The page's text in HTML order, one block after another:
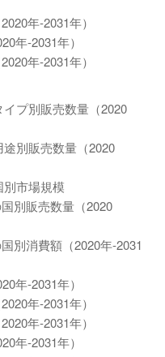
年-2031年）
年-2031年）
年-2031年）
プ別販売数量（2020
別販売数量（2020
市場規模
別販売数量（2020
別消費額（2020年-2031
年-2031年）
年-2031年）
年-2031年）
年-2031年）